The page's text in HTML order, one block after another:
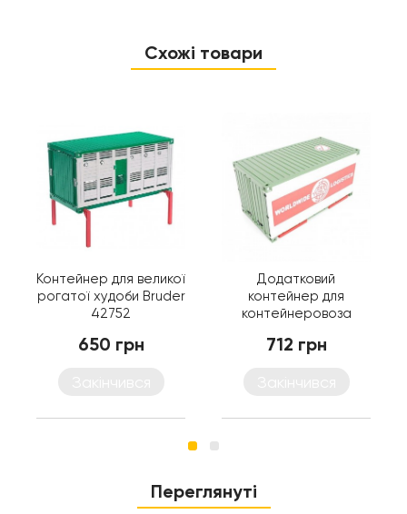
Схожі товари
Контейнер для великої
рогатої худоби Bruder
42752
650 грн
Додатковий
контейнер для
контейнеровоза
712 грн
Переглянуті